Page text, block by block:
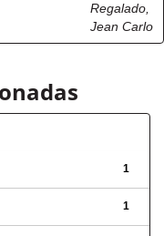
Regalado,
Jean Carlo
1
1